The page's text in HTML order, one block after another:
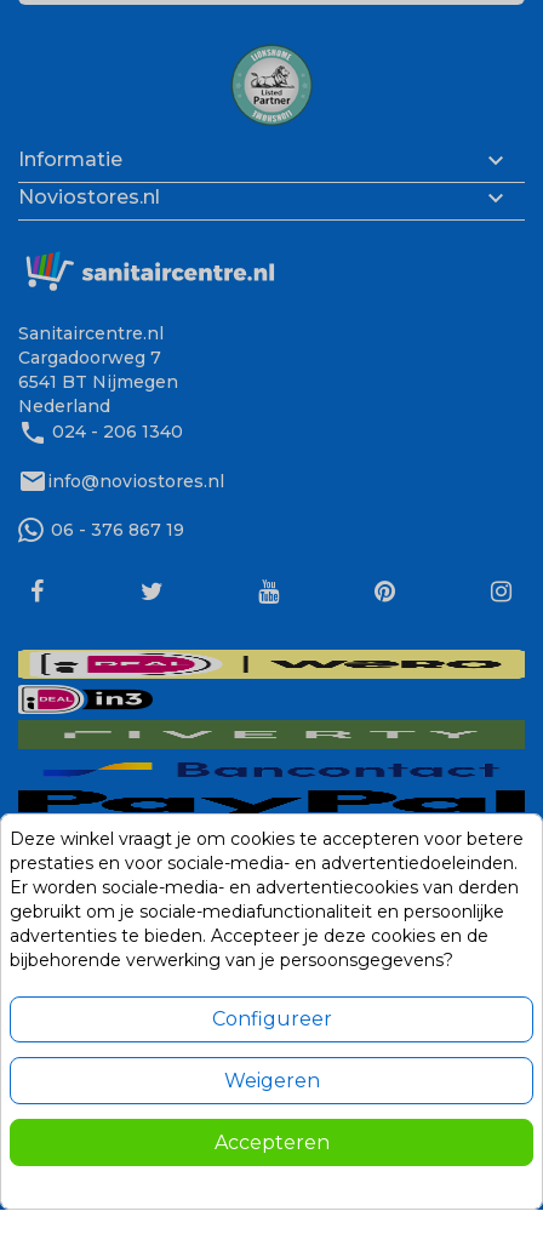
Informatie 
Noviostores.nl 
Sanitaircentre.nl
Cargadoorweg 7
6541 BT Nijmegen
Nederland
phone 024 - 206 1340
mailinfo@noviostores.nl
06 - 376 867 19
Deze winkel vraagt je om cookies te accepteren voor betere
prestaties en voor sociale-media- en advertentiedoeleinden.
Er worden sociale-media- en advertentiecookies van derden
gebruikt om je sociale-mediafunctionaliteit en persoonlijke
advertenties te bieden. Accepteer je deze cookies en de
bijbehorende verwerking van je persoonsgegevens?
Configureer
Weigeren
Accepteren